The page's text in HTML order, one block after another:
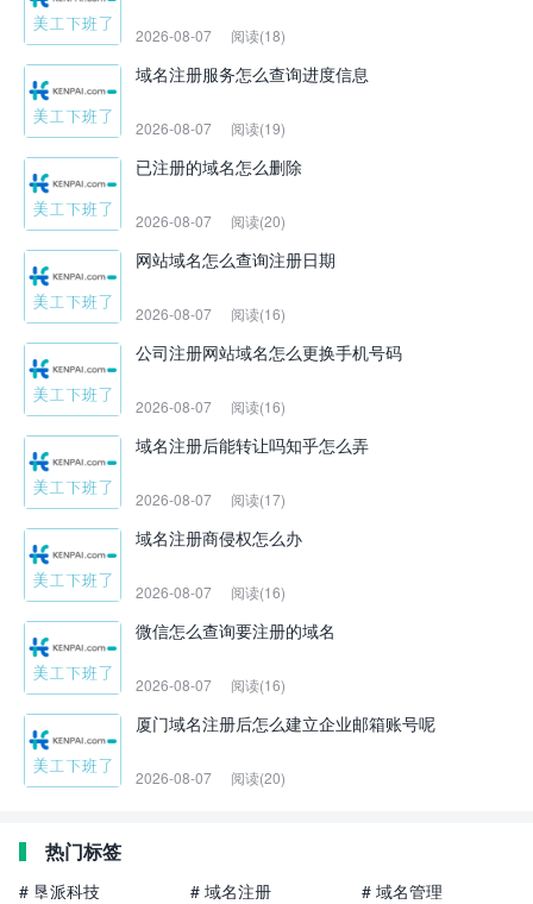
2026-08-07 阅读(18)
域名注册服务怎么查询进度信息
2026-08-07 阅读(19)
已注册的域名怎么删除
2026-08-07 阅读(20)
网站域名怎么查询注册日期
2026-08-07 阅读(16)
公司注册网站域名怎么更换手机号码
2026-08-07 阅读(16)
域名注册后能转让吗知乎怎么弄
2026-08-07 阅读(17)
域名注册商侵权怎么办
2026-08-07 阅读(16)
微信怎么查询要注册的域名
2026-08-07 阅读(16)
厦门域名注册后怎么建立企业邮箱账号呢
2026-08-07 阅读(20)
热门标签
# 垦派科技 # 域名注册
# 域名管理